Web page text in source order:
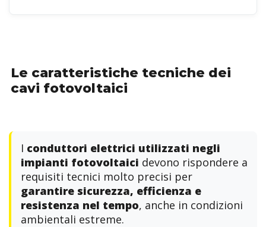
Le caratteristiche tecniche dei
cavi fotovoltaici
I conduttori elettrici utilizzati negli
impianti fotovoltaici devono rispondere a
requisiti tecnici molto precisi per
garantire sicurezza, efficienza e
resistenza nel tempo, anche in condizioni
ambientali estreme.